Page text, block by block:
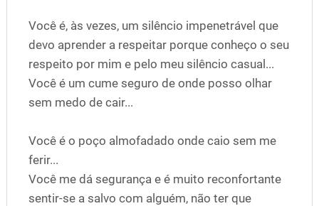
Você é, às vezes, um silêncio impenetrável que
devo aprender a respeitar porque conheço o seu
respeito por mim e pelo meu silêncio casual...
Você é um cume seguro de onde posso olhar
sem medo de cair...
Você é o poço almofadado onde caio sem me
ferir...
Você me dá segurança e é muito reconfortante
sentir-se a salvo com alguém, não ter que